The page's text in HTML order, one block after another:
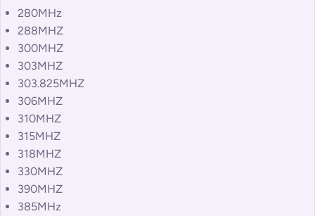
280MHz
288MHZ
300MHZ
303MHZ
303.825MHZ
306MHZ
310MHZ
315MHZ
318MHZ
330MHZ
390MHZ
385MHz